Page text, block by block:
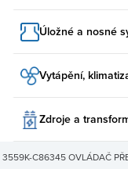
Úložné a nosné
Vytápění,
Zdroje a
C86345 OVLÁDAČ